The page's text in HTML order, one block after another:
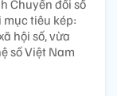
Chuyển đổi số
tiêu kép:
hội số, vừa
số Việt Nam